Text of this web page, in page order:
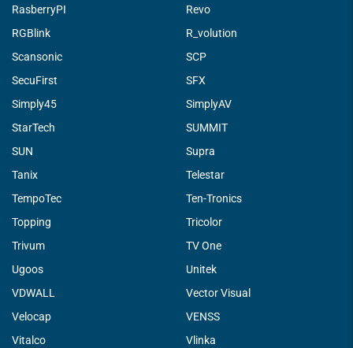
RasberryPI
Revo
RGBlink
R_volution
Scansonic
SCP
SecuFirst
SFX
Simply45
SimplyAV
StarTech
SUMMIT
SUN
Supra
Tanix
Telestar
TempoTec
Ten-Tronics
Topping
Tricolor
Trivum
TV One
Ugoos
Unitek
VDWALL
Vector Visual
Velocap
VENSS
Vitalco
Vlinka